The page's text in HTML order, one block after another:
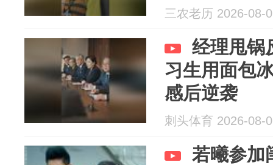
三农老历 2026-08-
经理甩锅
习生用面包
感后逆袭
刺头体育 2026-08-
若曦参加